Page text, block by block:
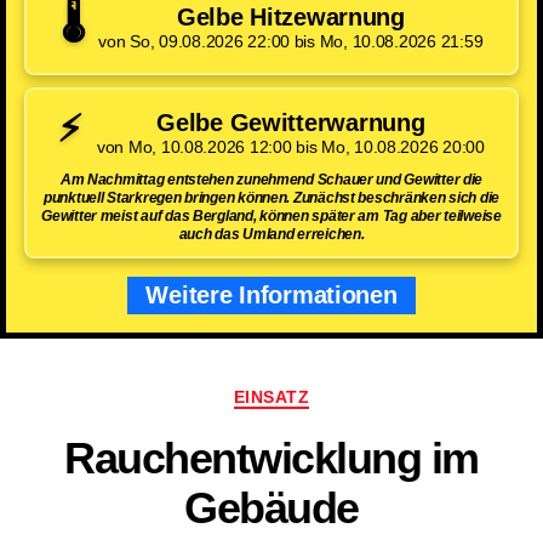
🌡️ Gelbe Hitzewarnung
von So, 09.08.2026 22:00 bis Mo, 10.08.2026 21:59
⚡ Gelbe Gewitterwarnung
von Mo, 10.08.2026 12:00 bis Mo, 10.08.2026 20:00
Am Nachmittag entstehen zunehmend Schauer und Gewitter die
punktuell Starkregen bringen können. Zunächst beschränken sich die
Gewitter meist auf das Bergland, können später am Tag aber teilweise
auch das Umland erreichen.
Weitere Informationen
Kategorien
EINSATZ
Rauchentwicklung im
Gebäude